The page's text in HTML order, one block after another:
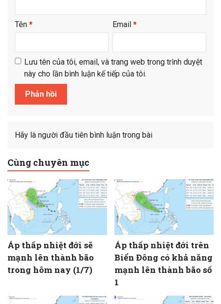
Tên * Email *
Lưu tên của tôi, email, và trang web trong trình duyệt
này cho lần bình luận kế tiếp của tôi.
Hãy là người đầu tiên bình luận trong bài
Cùng chuyên mục
Áp thấp nhiệt đới sẽ
mạnh lên thành bão
trong hôm nay (1/7)
Áp thấp nhiệt đới trên
Biển Đông có khả năng
mạnh lên thành bão số
1